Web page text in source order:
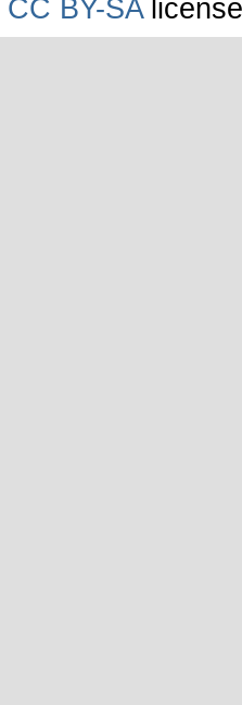
CC BY-SA